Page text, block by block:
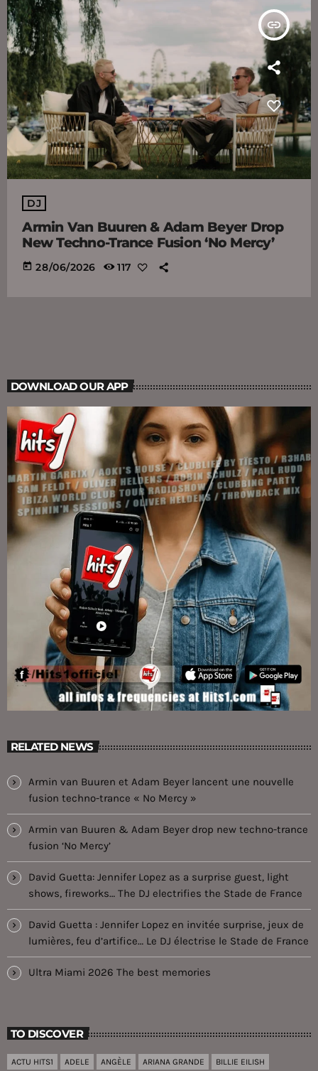
insert_link
DJ
Armin Van Buuren & Adam Beyer Drop
New Techno-Trance Fusion ‘No Mercy’
today 28/06/2026 117
DOWNLOAD OUR APP
RELATED NEWS
Armin van Buuren et Adam Beyer lancent une nouvelle
fusion techno-trance « No Mercy »
Armin van Buuren & Adam Beyer drop new techno-trance
fusion ‘No Mercy’
David Guetta: Jennifer Lopez as a surprise guest, light
shows, fireworks… The DJ electrifies the Stade de France
David Guetta : Jennifer Lopez en invitée surprise, jeux de
lumières, feu d’artifice… Le DJ électrise le Stade de France
Ultra Miami 2026 The best memories
TO DISCOVER
ACTU HITS1 ADELE ANGÈLE ARIANA GRANDE
BILLIE EILISH